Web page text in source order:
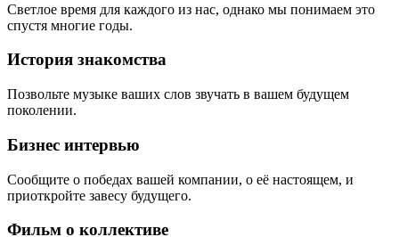
Светлое время для каждого из нас, однако мы понимаем это
спустя многие годы.
История знакомства
Позвольте музыке ваших слов звучать в вашем будущем
поколении.
Бизнес интервью
Сообщите о победах вашей компании, о её настоящем, и
приоткройте завесу будущего.
Фильм о коллективе